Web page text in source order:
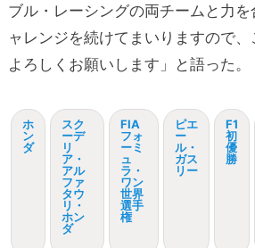
ブル・レーシングの両チームと力
ャレンジを続けてまいりますので
よろしくお願いします」と語った。
ホ
ン
ダ
スク
ーデ
リ
ア・
アル
ファ
タウ
リ・
ホン
ダ
FIA
フォ
ーミ
ュ
ラ・
ワン
世界
選手
権
ピエ
ー
ル・
ガス
リー
F1
初
優
勝